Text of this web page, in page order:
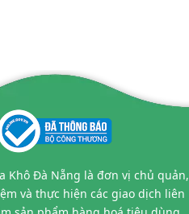
Khô Đà Nẵng là đơn vị chủ quản,
và thực hiện các giao dịch liên